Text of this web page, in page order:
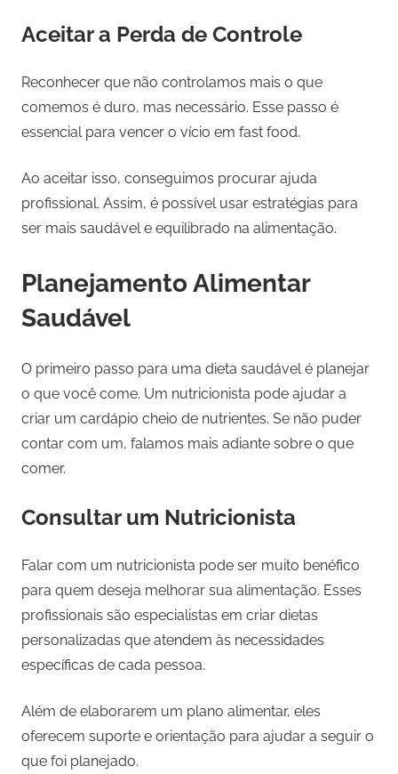
Aceitar a Perda de Controle
Reconhecer que não controlamos mais o que
comemos é duro, mas necessário. Esse passo é
essencial para vencer o vício em fast food.
Ao aceitar isso, conseguimos procurar ajuda
profissional. Assim, é possível usar estratégias para
ser mais saudável e equilibrado na alimentação.
Planejamento Alimentar
Saudável
O primeiro passo para uma dieta saudável é planejar
o que você come. Um nutricionista pode ajudar a
criar um cardápio cheio de nutrientes. Se não puder
contar com um, falamos mais adiante sobre o que
comer.
Consultar um Nutricionista
Falar com um nutricionista pode ser muito benéfico
para quem deseja melhorar sua alimentação. Esses
profissionais são especialistas em criar dietas
personalizadas que atendem às necessidades
específicas de cada pessoa.
Além de elaborarem um plano alimentar, eles
oferecem suporte e orientação para ajudar a seguir o
que foi planejado.